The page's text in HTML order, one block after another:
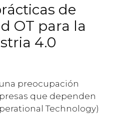
de
OT para la
4.0
preocupación
que dependen
Technology)